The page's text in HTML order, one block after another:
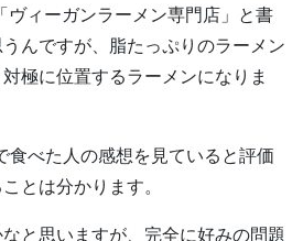
ヴィーガンラーメン専門店」と書
んですが、脂たっぷりのラーメン
極に位置するラーメンになりま
べた人の感想を見ていると評価
とは分かります。
と思いますが、完全に好みの問題